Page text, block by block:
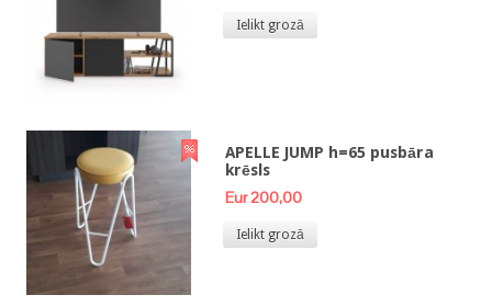
Ielikt grozā
APELLE JUMP h=65 pusbāra
krēsls
Eur 200,00
Ielikt grozā